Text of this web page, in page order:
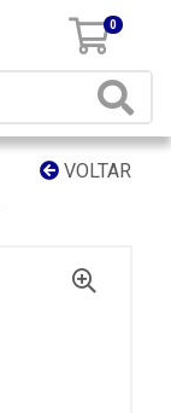
0
VOLTAR